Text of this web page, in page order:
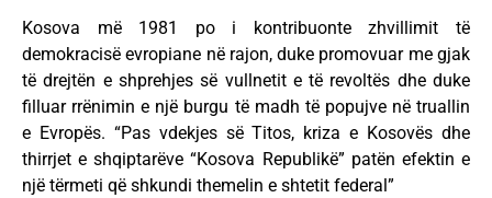
Kosova më 1981 po i kontribuonte zhvillimit të
demokracisë evropiane në rajon, duke promovuar me gjak
të drejtën e shprehjes së vullnetit e të revoltës dhe duke
filluar rrënimin e një burgu të madh të popujve në truallin
e Evropës. “Pas vdekjes së Titos, kriza e Kosovës dhe
thirrjet e shqiptarëve “Kosova Republikë” patën efektin e
një tërmeti që shkundi themelin e shtetit federal”